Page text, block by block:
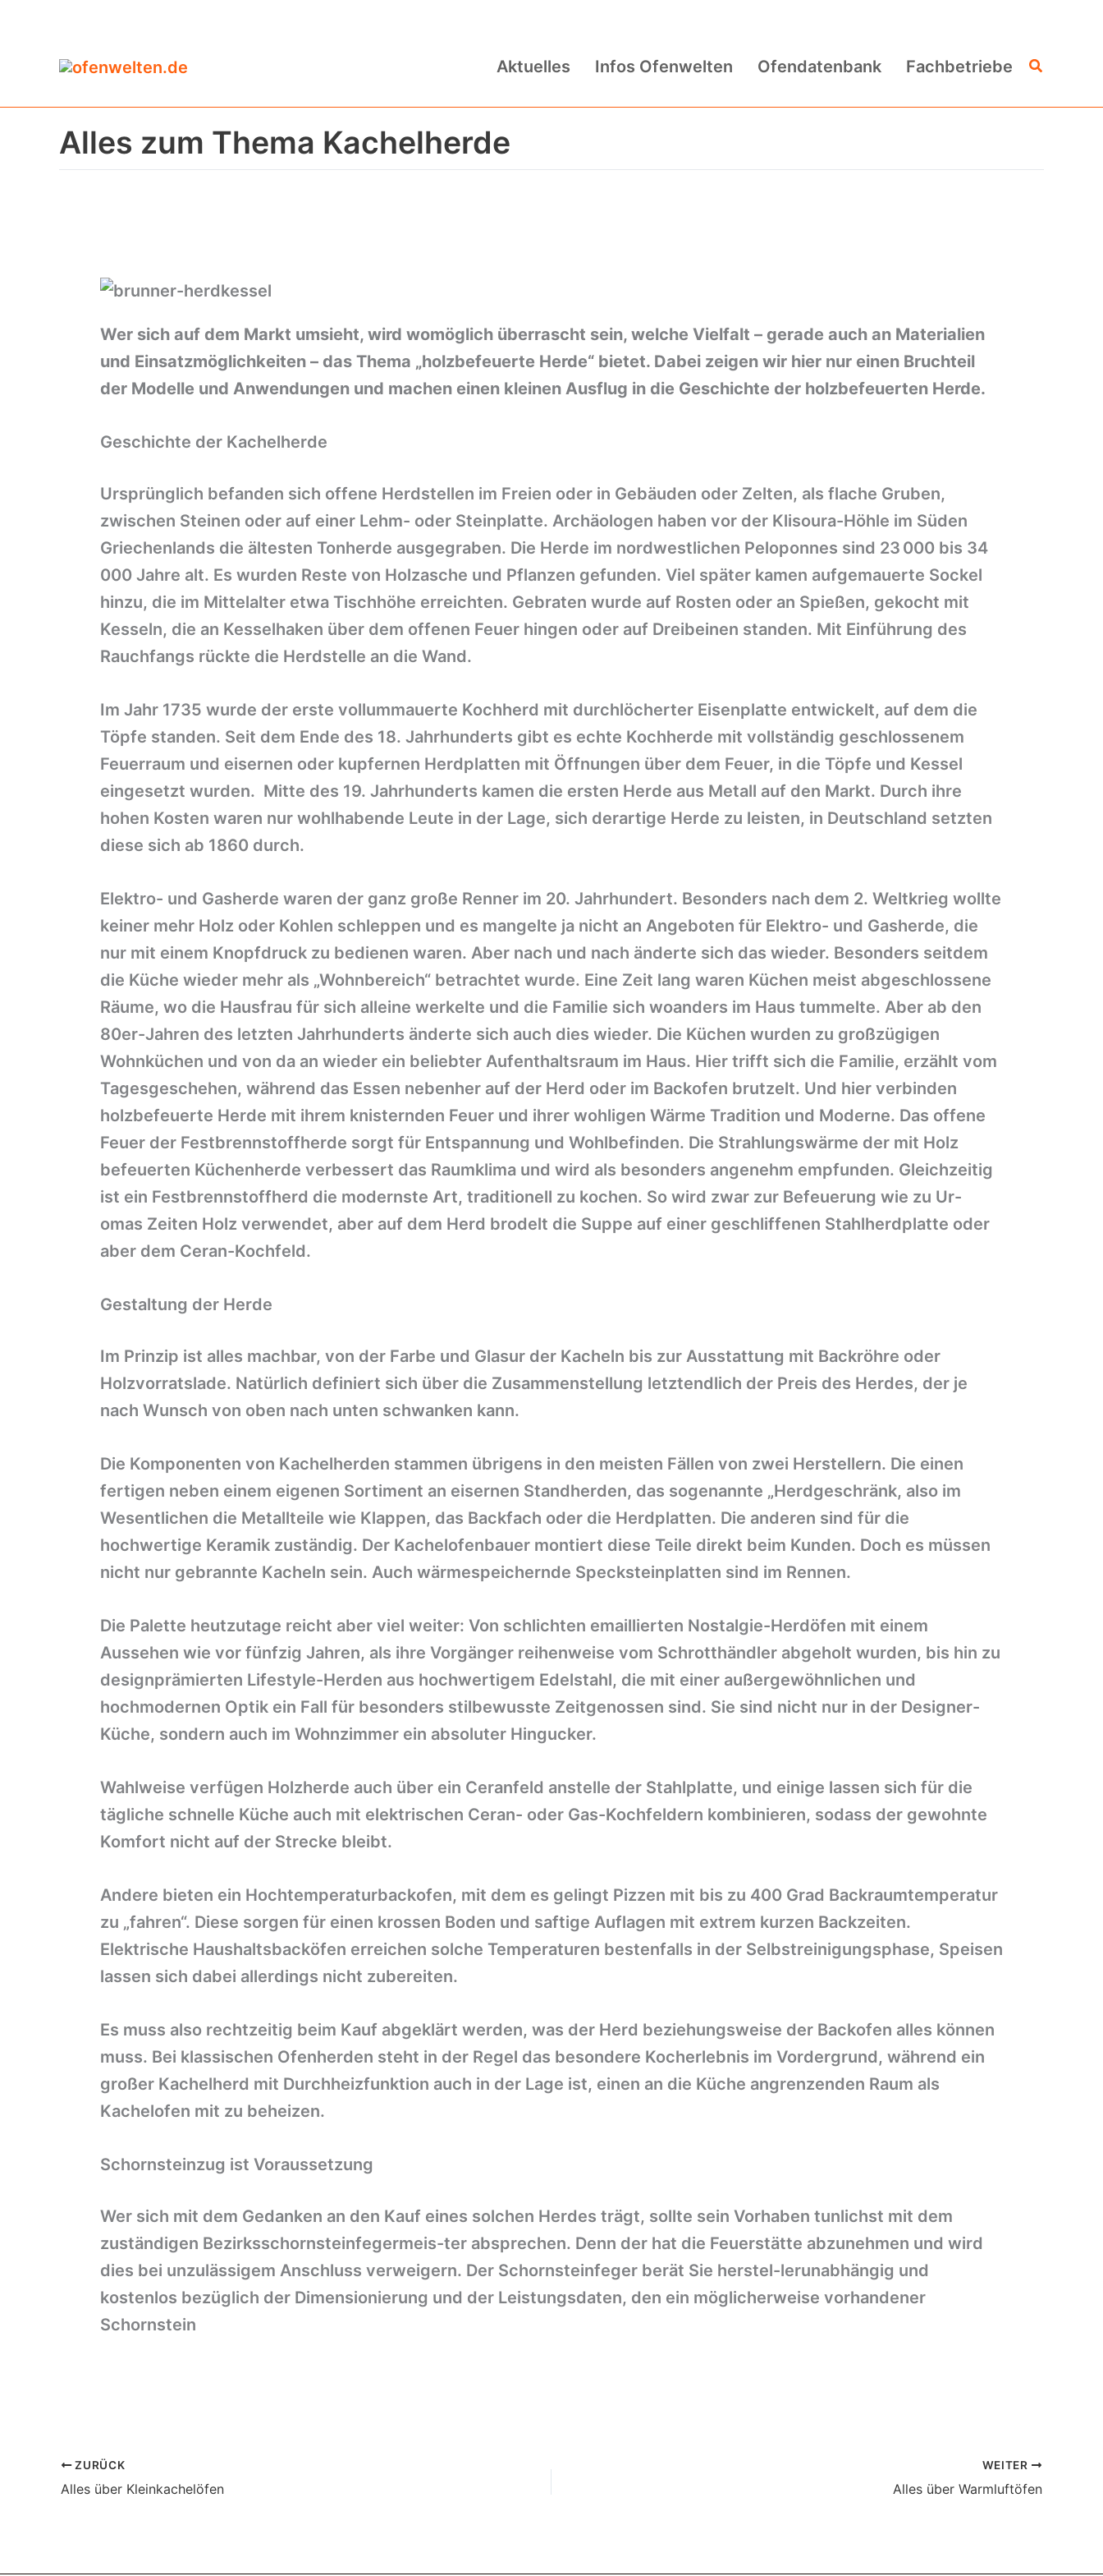
springen
Aktuelles Infos Ofenwelten Ofendatenbank Fachbetriebe Suchen
Alles zum Thema Kachelherde
Wer sich auf dem Markt umsieht, wird womöglich überrascht sein, welche Vielfalt – gerade auch an Materialien
und Einsatzmöglichkeiten – das Thema „holzbefeuerte Herde“ bietet. Dabei zeigen wir hier nur einen Bruchteil
der Modelle und Anwendungen und machen einen kleinen Ausflug in die Geschichte der holzbefeuerten Herde.
Geschichte der Kachelherde
Ursprünglich befanden sich offene Herdstellen im Freien oder in Gebäuden oder Zelten, als flache Gruben,
zwischen Steinen oder auf einer Lehm- oder Steinplatte. Archäologen haben vor der Klisoura-Höhle im Süden
Griechenlands die ältesten Tonherde ausgegraben. Die Herde im nordwestlichen Peloponnes sind 23 000 bis 34
000 Jahre alt. Es wurden Reste von Holzasche und Pflanzen gefunden. Viel später kamen aufgemauerte Sockel
hinzu, die im Mittelalter etwa Tischhöhe erreichten. Gebraten wurde auf Rosten oder an Spießen, gekocht mit
Kesseln, die an Kesselhaken über dem offenen Feuer hingen oder auf Dreibeinen standen. Mit Einführung des
Rauchfangs rückte die Herdstelle an die Wand.
Im Jahr 1735 wurde der erste vollummauerte Kochherd mit durchlöcherter Eisenplatte entwickelt, auf dem die
Töpfe standen. Seit dem Ende des 18. Jahrhunderts gibt es echte Kochherde mit vollständig geschlossenem
Feuerraum und eisernen oder kupfernen Herdplatten mit Öffnungen über dem Feuer, in die Töpfe und Kessel
eingesetzt wurden. Mitte des 19. Jahrhunderts kamen die ersten Herde aus Metall auf den Markt. Durch ihre
hohen Kosten waren nur wohlhabende Leute in der Lage, sich derartige Herde zu leisten, in Deutschland setzten
diese sich ab 1860 durch.
Elektro- und Gasherde waren der ganz große Renner im 20. Jahrhundert. Besonders nach dem 2. Weltkrieg wollte
keiner mehr Holz oder Kohlen schleppen und es mangelte ja nicht an Angeboten für Elektro- und Gasherde, die
nur mit einem Knopfdruck zu bedienen waren. Aber nach und nach änderte sich das wieder. Besonders seitdem
die Küche wieder mehr als „Wohnbereich“ betrachtet wurde. Eine Zeit lang waren Küchen meist abgeschlossene
Räume, wo die Hausfrau für sich alleine werkelte und die Familie sich woanders im Haus tummelte. Aber ab den
80er-Jahren des letzten Jahrhunderts änderte sich auch dies wieder. Die Küchen wurden zu großzügigen
Wohnküchen und von da an wieder ein beliebter Aufenthaltsraum im Haus. Hier trifft sich die Familie, erzählt vom
Tagesgeschehen, während das Essen nebenher auf der Herd oder im Backofen brutzelt. Und hier verbinden
holzbefeuerte Herde mit ihrem knisternden Feuer und ihrer wohligen Wärme Tradition und Moderne. Das offene
Feuer der Festbrennstoffherde sorgt für Entspannung und Wohlbefinden. Die Strahlungswärme der mit Holz
befeuerten Küchenherde verbessert das Raumklima und wird als besonders angenehm empfunden. Gleichzeitig
ist ein Festbrennstoffherd die modernste Art, traditionell zu kochen. So wird zwar zur Befeuerung wie zu Ur-
omas Zeiten Holz verwendet, aber auf dem Herd brodelt die Suppe auf einer geschliffenen Stahlherdplatte oder
aber dem Ceran-Kochfeld.
Gestaltung der Herde
Im Prinzip ist alles machbar, von der Farbe und Glasur der Kacheln bis zur Ausstattung mit Backröhre oder
Holzvorratslade. Natürlich definiert sich über die Zusammenstellung letztendlich der Preis des Herdes, der je
nach Wunsch von oben nach unten schwanken kann.
Die Komponenten von Kachelherden stammen übrigens in den meisten Fällen von zwei Herstellern. Die einen
fertigen neben einem eigenen Sortiment an eisernen Standherden, das sogenannte „Herdgeschränk, also im
Wesentlichen die Metallteile wie Klappen, das Backfach oder die Herdplatten. Die anderen sind für die
hochwertige Keramik zuständig. Der Kachelofenbauer montiert diese Teile direkt beim Kunden. Doch es müssen
nicht nur gebrannte Kacheln sein. Auch wärmespeichernde Specksteinplatten sind im Rennen.
Die Palette heutzutage reicht aber viel weiter: Von schlichten emaillierten Nostalgie-Herdöfen mit einem
Aussehen wie vor fünfzig Jahren, als ihre Vorgänger reihenweise vom Schrotthändler abgeholt wurden, bis hin zu
designprämierten Lifestyle-Herden aus hochwertigem Edelstahl, die mit einer außergewöhnlichen und
hochmodernen Optik ein Fall für besonders stilbewusste Zeitgenossen sind. Sie sind nicht nur in der Designer-
Küche, sondern auch im Wohnzimmer ein absoluter Hingucker.
Wahlweise verfügen Holzherde auch über ein Ceranfeld anstelle der Stahlplatte, und einige lassen sich für die
tägliche schnelle Küche auch mit elektrischen Ceran- oder Gas-Kochfeldern kombinieren, sodass der gewohnte
Komfort nicht auf der Strecke bleibt.
Andere bieten ein Hochtemperaturbackofen, mit dem es gelingt Pizzen mit bis zu 400 Grad Backraumtemperatur
zu „fahren“. Diese sorgen für einen krossen Boden und saftige Auflagen mit extrem kurzen Backzeiten.
Elektrische Haushaltsbacköfen erreichen solche Temperaturen bestenfalls in der Selbstreinigungsphase, Speisen
lassen sich dabei allerdings nicht zubereiten.
Es muss also rechtzeitig beim Kauf abgeklärt werden, was der Herd beziehungsweise der Backofen alles können
muss. Bei klassischen Ofenherden steht in der Regel das besondere Kocherlebnis im Vordergrund, während ein
großer Kachelherd mit Durchheizfunktion auch in der Lage ist, einen an die Küche angrenzenden Raum als
Kachelofen mit zu beheizen.
Schornsteinzug ist Voraussetzung
Wer sich mit dem Gedanken an den Kauf eines solchen Herdes trägt, sollte sein Vorhaben tunlichst mit dem
zuständigen Bezirksschornsteinfegermeis-ter absprechen. Denn der hat die Feuerstätte abzunehmen und wird
dies bei unzulässigem Anschluss verweigern. Der Schornsteinfeger berät Sie herstel-lerunabhängig und
kostenlos bezüglich der Dimensionierung und der Leistungsdaten, den ein möglicherweise vorhandener
Schornstein
ZURÜCK
Alles über Kleinkachelöfen
WEITER
Alles über Warmluftöfen